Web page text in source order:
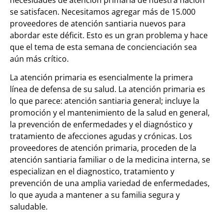
se satisfacen. Necesitamos agregar más de 15.000
proveedores de atención santiaria nuevos para
abordar este déficit. Esto es un gran problema y hace
que el tema de esta semana de concienciación sea
aún más crítico.
La atención primaria es esencialmente la primera
línea de defensa de su salud. La atención primaria es
lo que parece: atención santiaria general; incluye la
promoción y el mantenimiento de la salud en general,
la prevención de enfermedades y el diagnóstico y
tratamiento de afecciones agudas y crónicas. Los
proveedores de atención primaria, proceden de la
atención santiaria familiar o de la medicina interna, se
especializan en el diagnostico, tratamiento y
prevención de una amplia variedad de enfermedades,
lo que ayuda a mantener a su familia segura y
saludable.